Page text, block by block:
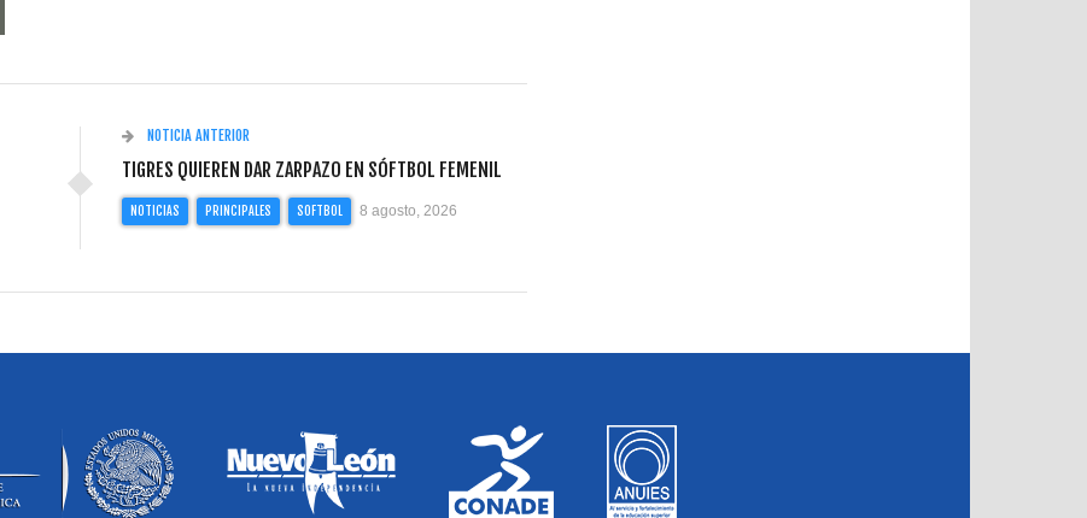
NOTICIA ANTERIOR
TIGRES QUIEREN DAR ZARPAZO EN SÓFTBOL FEMENIL
NOTICIAS PRINCIPALES SOFTBOL 8 agosto, 2026